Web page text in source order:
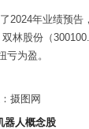
2024年业绩预告
林股份（
为盈。
摄图网
器人概念股